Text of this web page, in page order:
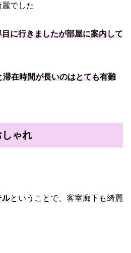
でした
目に行きましたが部屋に案内して
在時間が長いのはとても有難
ゃれ
ルということで、客室廊下も綺麗